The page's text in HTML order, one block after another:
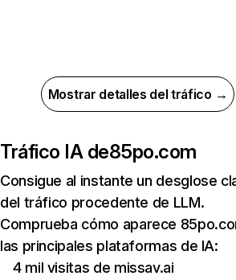
Mostrar detalles del tráfico →
Tráfico IA de85po.com
Consigue al instante un desglose
del tráfico procedente de LLM.
Comprueba cómo aparece
las principales plataformas de IA:
4 mil visitas de missav.ai